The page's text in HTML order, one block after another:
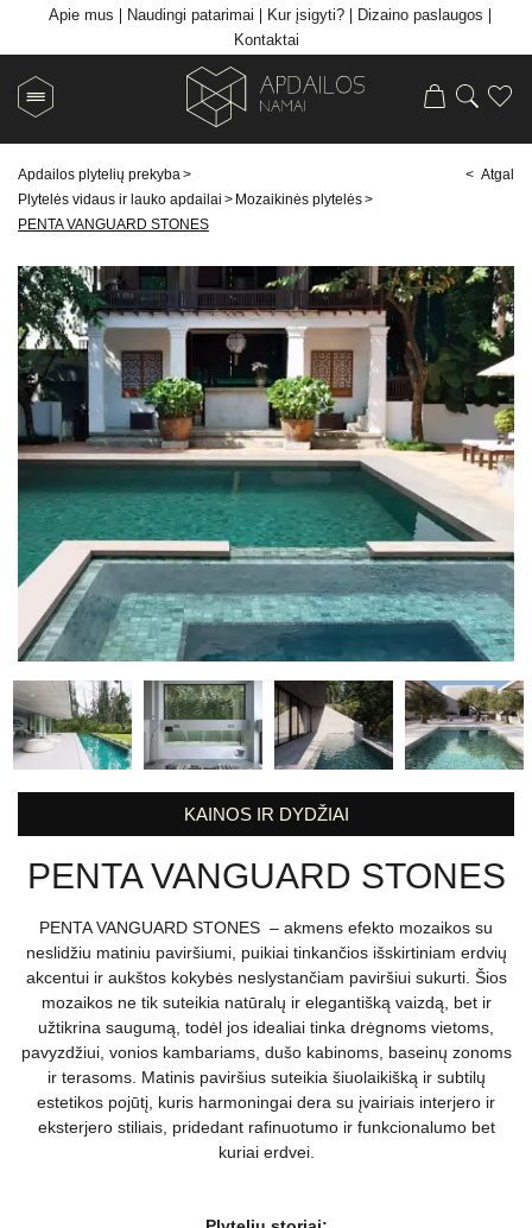
Apie mus Naudingi patarimai Kur įsigyti?
Dizaino paslaugos
Kontaktai
Apdailos plytelių prekyba >
Plytelės vidaus ir lauko apdailai > Mozaikinės plytelės>
PENTA VANGUARD STONES
< Atgal
KAINOS IR DYDŽIAI
PENTA VANGUARD STONES
PENTA VANGUARD STONES – akmens efekto mozaikos su
neslidžiu matiniu paviršiumi, puikiai tinkančios išskirtiniam erdvių
akcentui ir aukštos kokybės neslystančiam paviršiui sukurti. Šios
mozaikos ne tik suteikia natūralų ir elegantišką vaizdą, bet ir
užtikrina saugumą, todėl jos idealiai tinka drėgnoms vietoms,
pavyzdžiui, vonios kambariams, dušo kabinoms, baseinų zonoms
ir terasoms. Matinis paviršius suteikia šiuolaikišką ir subtilų
estetikos pojūtį, kuris harmoningai dera su įvairiais interjero ir
eksterjero stiliais, pridedant rafinuotumo ir funkcionalumo bet
kuriai erdvei.